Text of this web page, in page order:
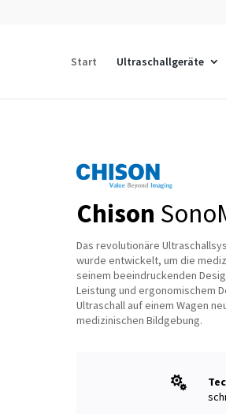
Start Ultraschallgeräte
Chison
Das revolutionäre
wurde entwickelt, um die
seinem beeindruckenden
Leistung und ergonomischem
Ultraschall auf einem Wagen
medizinischen Bildgebung.
